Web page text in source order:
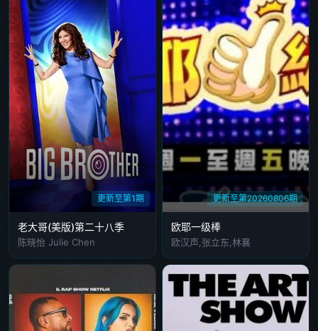
第20240514期第20240515期 第20240516期第20240517期第20240518期
第20240520期20240524 20240527 20240529 20240530
20240531 20240603 20240604 20240605 20240606
20240607 20240610 20240611 20240612 20240613
20240617 20240618 20240619 20240620 20240621
20240624 20240625 20240626 20240627 20240628.
20240708 20240710 20240711 20240712
20240717 20240718 20240719
20240722 20240723 20240724 20240725 20240726
更新至第1期
老大哥(美版)第二十八季
陈晓怡 Julie Chen
更新至第20260806期
欧耶一级棒
欧汉声,张立东,林襄